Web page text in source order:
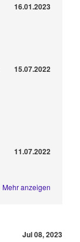
16.01.2023
15.07.2022
11.07.2022
Mehr anzeigen
Jul 08, 2023